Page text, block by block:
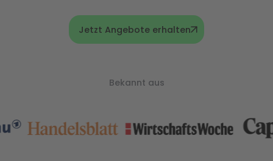
Jetzt Angebote erhalten
Bekannt aus